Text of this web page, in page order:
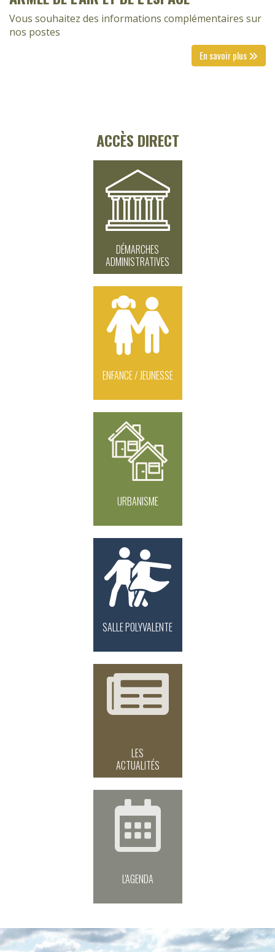
Vous souhaitez des informations complémentaires sur
nos postes
En savoir plus
ACCÈS DIRECT
DÉMARCHES
ADMINISTRATIVES
ENFANCE / JEUNESSE
URBANISME
SALLE POLYVALENTE
LES
ACTUALITÉS
L'AGENDA